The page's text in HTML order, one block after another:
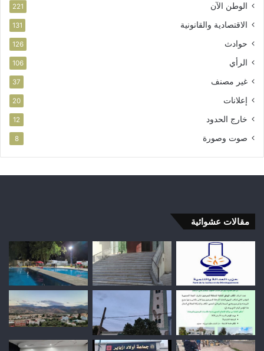
الوطن الآن 221
الاقتصادية والقانونية 131
حوادث 126
الرأي 106
غير مصنف 37
إعلانات 20
خارج الحدود 12
صوت وصورة 8
مقالات عشوائية